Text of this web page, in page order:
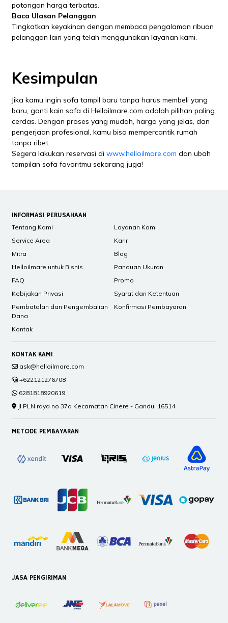
potongan harga terbatas.
Baca Ulasan Pelanggan
Tingkatkan keyakinan dengan membaca pengalaman ribuan
pelanggan lain yang telah menggunakan layanan kami.
Kesimpulan
Jika kamu ingin sofa tampil baru tanpa harus membeli yang
baru, ganti kain sofa di Helloilmare.com adalah pilihan paling
cerdas. Dengan proses yang mudah, harga yang jelas, dan
pengerjaan profesional, kamu bisa mempercantik rumah
tanpa ribet.
Segera lakukan reservasi diwww.helloilmare.com dan ubah
tampilan sofa favoritmu sekarang juga!
INFORMASI PERUSAHAAN
Tentang Kami
Layanan Kami
Service Area
Karir
Mitra
Blog
Helloilmare untuk Bisnis
Panduan Ukuran
FAQ
Promo
Kebijakan Privasi
Syarat dan Ketentuan
Pembatalan dan Pengembalian
Dana
Konfirmasi Pembayaran
Kontak
KONTAK KAMI
ask@helloilmare.com
+622121276708
6281818920619
Jl PLN raya no 37a Kecamatan Cinere - Gandul 16514
METODE PEMBAYARAN
JASA PENGIRIMAN